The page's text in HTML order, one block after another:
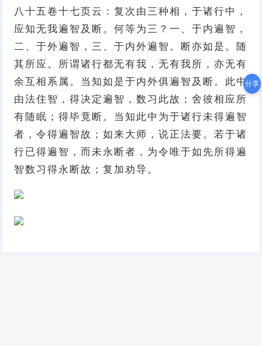
八十五卷十七页云：复次由三种相，于诸行中，
应知无我遍智及断。何等为三？一、于内遍智，
二、于外遍智，三、于内外遍智。断亦如是。随
其所应。所谓诸行都无有我，无有我所，亦无有
余互相系属。当知如是于内外俱遍智及断。此中
由法住智，得决定遍智，数习此故；舍彼相应所
有随眠；得毕竟断。当知此中为于诸行未得遍智
者，令得遍智故；如来大师，说正法要。若于诸
行已得遍智，而未永断者，为令唯于如先所得遍
智数习得永断故；复加劝导。
分享